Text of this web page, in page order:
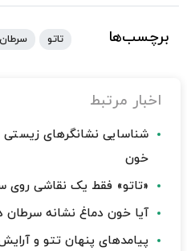
برچسب‌ها تاتو
اخبار مرتبط
شناسایی نشانگرهای زیستی
خون
«تاتو» فقط یک نقاشی
آیا خون دماغ نشانه
پیامدهای پنهان تتو و